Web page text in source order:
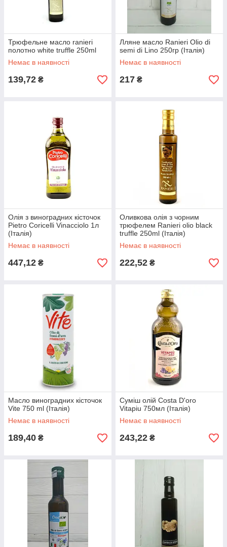
Трюфельне масло ranieri
полотно white truffle 250ml
Немає в наявності
139,72 ₴
Лляне масло Ranieri Olio di
semi di Lino 250гр (Італія)
Немає в наявності
217 ₴
Олія з виноградних кісточок
Pietro Coricelli Vinacciolo 1л
(Італія)
Немає в наявності
447,12 ₴
Оливкова олія з чорним
трюфелем Ranieri olio black
truffle 250ml (Італія)
Немає в наявності
222,52 ₴
Масло виноградних кісточок
Vite 750 ml (Італія)
Немає в наявності
189,40 ₴
Суміш олій Costa D'oro
Vitapiu 750мл (Італія)
Немає в наявності
243,22 ₴